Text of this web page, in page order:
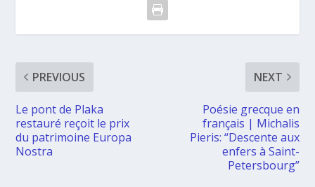
PREVIOUS
Le pont de Plaka
restauré reçoit le prix
du patrimoine Europa
Nostra
NEXT
Poésie grecque en
français | Michalis
Pieris: “Descente aux
enfers à Saint-
Petersbourg”